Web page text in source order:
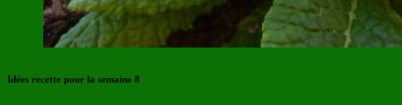
Idées recette pour la semaine 8